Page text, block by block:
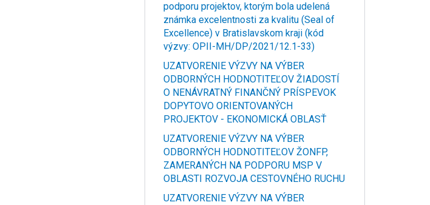
podporu projektov, ktorým bola udelená
známka excelentnosti za kvalitu (Seal of
Excellence) v Bratislavskom kraji (kód
výzvy: OPII-MH/DP/2021/12.1-33)
UZATVORENIE VÝZVY NA VÝBER
ODBORNÝCH HODNOTITEĽOV ŽIADOSTÍ
O NENÁVRATNÝ FINANČNÝ PRÍSPEVOK
DOPYTOVO ORIENTOVANÝCH
PROJEKTOV - EKONOMICKÁ OBLASŤ
UZATVORENIE VÝZVY NA VÝBER
ODBORNÝCH HODNOTITEĽOV ŽONFP,
ZAMERANÝCH NA PODPORU MSP V
OBLASTI ROZVOJA CESTOVNÉHO RUCHU
UZATVORENIE VÝZVY NA VÝBER